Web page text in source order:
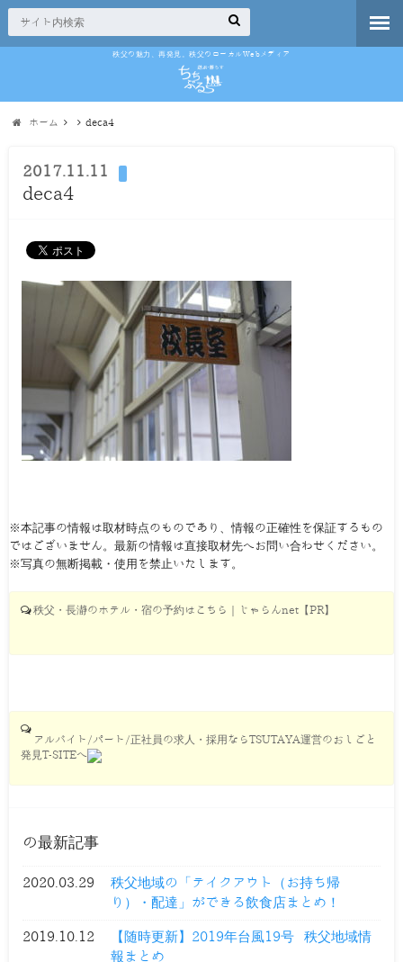
秩父の魅力、再発見。秩父のローカルWebメディア
ホーム deca4
2017.11.11
deca4
※本記事の情報は取材時点のものであり、情報の正確性を保証するもの
ではございません。最新の情報は直接取材先へお問い合わせください。
※写真の無断掲載・使用を禁止いたします。
秩父・長瀞のホテル・宿の予約はこちら｜じゃらんnet【PR】
アルバイト/パート/正社員の求人・採用ならTSUTAYA運営のおしごと
発見T-SITEへ
の最新記事
2020.03.29
秩父地域の「テイクアウト（お持ち帰
り）・配達」ができる飲食店まとめ！
2019.10.12
【随時更新】2019年台風19号 秩父地域情
報まとめ